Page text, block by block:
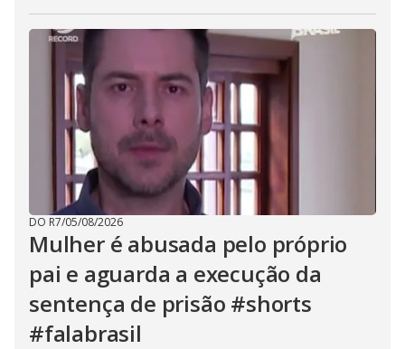
DO R7/05/08/2026
Mulher é abusada pelo próprio
pai e aguarda a execução da
sentença de prisão #shorts
#falabrasil